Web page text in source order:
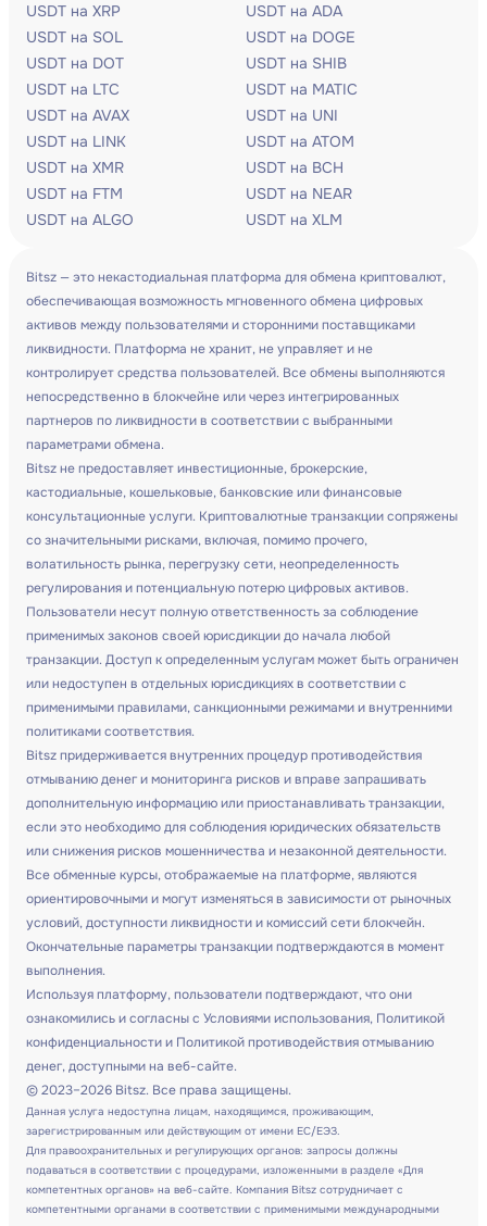
USDT на XRP
USDT на ADA
USDT на SOL
USDT на DOGE
USDT на DOT
USDT на SHIB
USDT на LTC
USDT на MATIC
USDT на AVAX
USDT на UNI
USDT на LINK
USDT на ATOM
USDT на XMR
USDT на BCH
USDT на FTM
USDT на NEAR
USDT на ALGO
USDT на XLM
Bitsz — это некастодиальная платформа для обмена криптовалют,
обеспечивающая возможность мгновенного обмена цифровых
активов между пользователями и сторонними поставщиками
ликвидности. Платформа не хранит, не управляет и не
контролирует средства пользователей. Все обмены выполняются
непосредственно в блокчейне или через интегрированных
партнеров по ликвидности в соответствии с выбранными
параметрами обмена.
Bitsz не предоставляет инвестиционные, брокерские,
кастодиальные, кошельковые, банковские или финансовые
консультационные услуги. Криптовалютные транзакции сопряжены
со значительными рисками, включая, помимо прочего,
волатильность рынка, перегрузку сети, неопределенность
регулирования и потенциальную потерю цифровых активов.
Пользователи несут полную ответственность за соблюдение
применимых законов своей юрисдикции до начала любой
транзакции. Доступ к определенным услугам может быть ограничен
или недоступен в отдельных юрисдикциях в соответствии с
применимыми правилами, санкционными режимами и внутренними
политиками соответствия.
Bitsz придерживается внутренних процедур противодействия
отмыванию денег и мониторинга рисков и вправе запрашивать
дополнительную информацию или приостанавливать транзакции,
если это необходимо для соблюдения юридических обязательств
или снижения рисков мошенничества и незаконной деятельности.
Все обменные курсы, отображаемые на платформе, являются
ориентировочными и могут изменяться в зависимости от рыночных
условий, доступности ликвидности и комиссий сети блокчейн.
Окончательные параметры транзакции подтверждаются в момент
выполнения.
Используя платформу, пользователи подтверждают, что они
ознакомились и согласны с Условиями использования, Политикой
конфиденциальности и Политикой противодействия отмыванию
денег, доступными на веб-сайте.
© 2023–2026 Bitsz. Все права защищены.
Данная услуга недоступна лицам, находящимся, проживающим,
зарегистрированным или действующим от имени ЕС/ЕЭЗ.
Для правоохранительных и регулирующих органов: запросы должны
подаваться в соответствии с процедурами, изложенными в разделе «Для
компетентных органов» на веб-сайте. Компания Bitsz сотрудничает с
компетентными органами в соответствии с применимыми международными